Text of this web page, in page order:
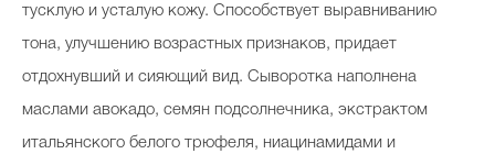
тусклую и усталую кожу. Способствует выравниванию
тона, улучшению возрастных признаков, придает
отдохнувший и сияющий вид. Сыворотка наполнена
маслами авокадо, семян подсолнечника, экстрактом
итальянского белого трюфеля, ниацинамидами и